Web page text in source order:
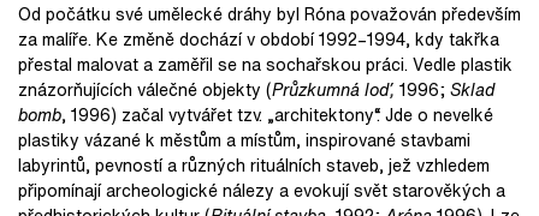
Od počátku své umělecké dráhy byl Róna považován především
za malíře. Ke změně dochází v období 1992–1994, kdy takřka
přestal malovat a zaměřil se na sochařskou práci. Vedle plastik
znázorňujících válečné objekty (Průzkumná loď, 1996; Sklad
bomb, 1996) začal vytvářet tzv. „architektony“. Jde o nevelké
plastiky vázané k městům a místům, inspirované stavbami
labyrintů, pevností a různých rituálních staveb, jež vzhledem
připomínají archeologické nálezy a evokují svět starověkých a